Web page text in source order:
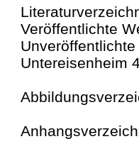
Veröffentlichte
Unveröffentlichte
Untereisenheim